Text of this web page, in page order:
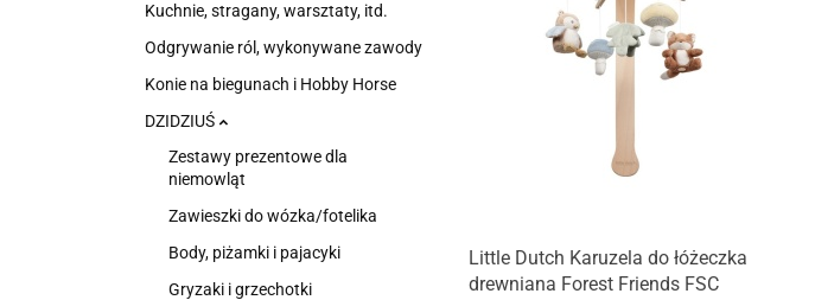
Kuchnie, stragany, warsztaty, itd.
Odgrywanie ról, wykonywane zawody
Konie na biegunach i Hobby Horse
DZIDZIUŚ
Zestawy prezentowe dla
niemowląt
Zawieszki do wózka/fotelika
Body, piżamki i pajacyki
Gryzaki i grzechotki
Little Dutch Karuzela do łóżeczka
drewniana Forest Friends FSC